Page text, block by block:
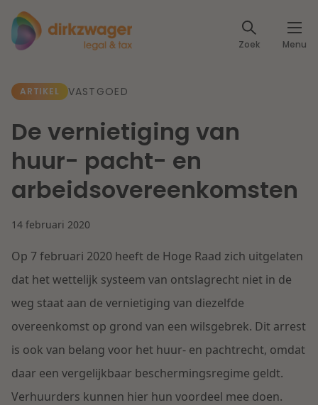
Zoek Menu
Expertises
Fiscaal
Arbeid & Pensioen
IE & Innovatie
Herstructurering & Insolventie
Energie
Dichtbij een toekomstbestendige zorg
Lees meer
Artikelen
Klantcases
Events
Specialisten
Over Dirkzwager
Internationale partners
Nieuws
Werken bij
Contact
Nederlands
ARTIKEL VASTGOED
De vernietiging van
huur- pacht- en
arbeidsovereenkomsten
14 februari 2020
Op 7 februari 2020 heeft de Hoge Raad zich uitgelaten
dat het wettelijk systeem van ontslagrecht niet in de
weg staat aan de vernietiging van diezelfde
overeenkomst op grond van een wilsgebrek. Dit arrest
is ook van belang voor het huur- en pachtrecht, omdat
daar een vergelijkbaar beschermingsregime geldt.
Verhuurders kunnen hier hun voordeel mee doen.